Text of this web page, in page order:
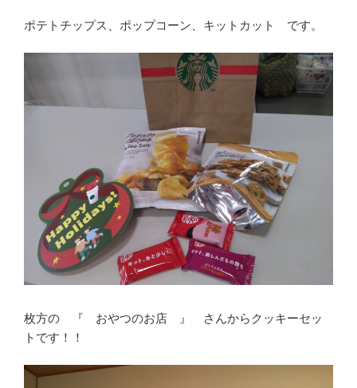
ポテトチップス、ポップコーン、キットカット です。
枚方の 『 おやつのお店 』 さんからクッキーセッ
トです！！